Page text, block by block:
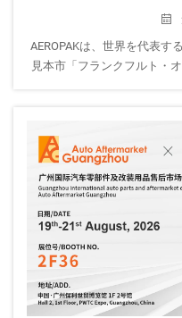
AEROPAKは、世界を代表す
見本市「フランクフルト・
会場：ホー
会場名：ルートヴ